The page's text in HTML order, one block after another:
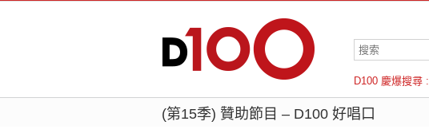
D100 慶爆搜尋 :
羅倫斯
(第15季) 贊助節目 – D100 好唱口